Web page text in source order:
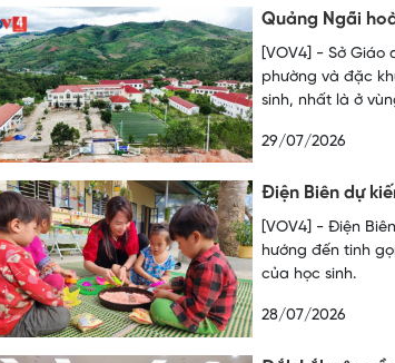
Quảng Ngãi
[VOV4] - Sở
phường và đặc
sinh, nhất là ở
29/07/2026
Điện Biên dự
[VOV4] - Điện
hướng đến tinh
của học sinh.
28/07/2026